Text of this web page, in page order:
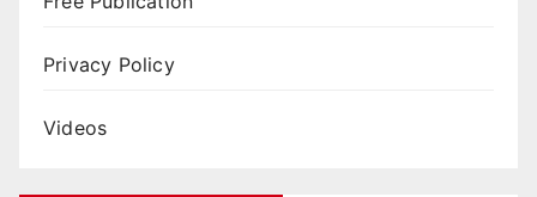
Privacy Policy
Videos